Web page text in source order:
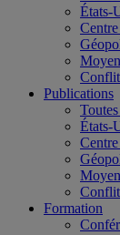
États-
Publications
États-
Formation